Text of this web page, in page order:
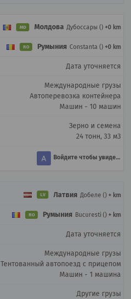
MD Молдова Дубоссары () +0 km
RO Румыния Constanta () +0 km
Дата уточняется
Международные грузы
Автоперевозка контейнера
Машин - 10 машин
Зерно и семена
24 тонн, 33 м3
Войдите чтобы увидеть
LV Латвия Добеле () + km
RO Румыния Bucuresti () + km
Дата уточняется
Международные грузы
Тентованный автопоезд с прицепом
Машин - 1 машина
Другие грузы